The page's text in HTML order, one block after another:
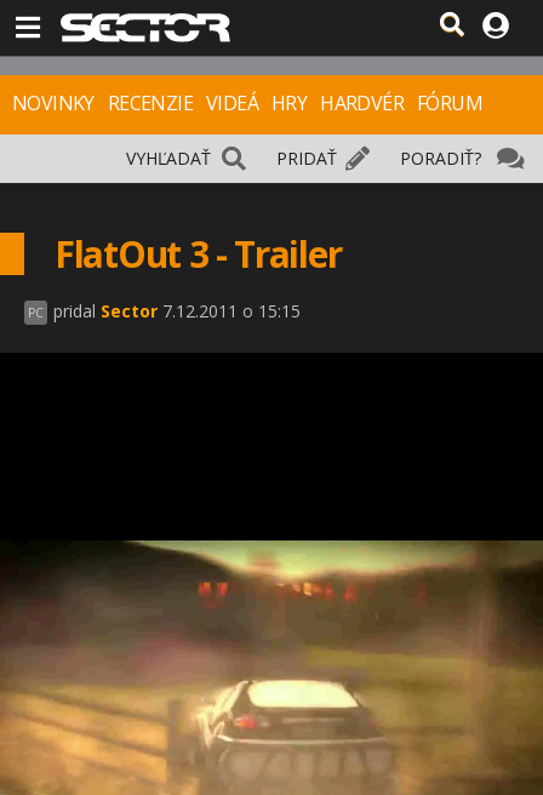
NOVINKY RECENZIE VIDEÁ HRY HARDVÉR FÓRUM
PORADIŤ?
PRIDAŤ
VYHĽADAŤ
FlatOut 3 - Trailer
PC pridal Sector 7.12.2011 o 15:15